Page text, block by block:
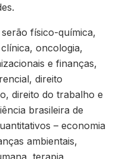
físico-química,
oncologia,
e finanças,
direito
direito do trabalho e
brasileira de
– economia
ambientais,
terapia